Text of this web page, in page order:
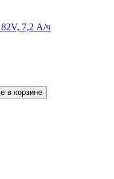
7,2 А/ч
в корзине